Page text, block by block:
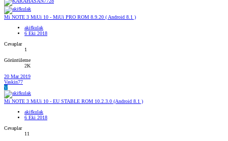
Mi NOTE 3 MiUi 10 - MiUi PRO ROM 8.9.20 ( Android 8.1 )
akifkulak
6 Eki 2018
Cevaplar
1
Görüntüleme
2K
20 Mar 2019
Vaskin77
V
Mi NOTE 3 MiUi 10 - EU STABLE ROM 10.2.3.0 (Android 8.1 )
akifkulak
6 Eki 2018
Cevaplar
11